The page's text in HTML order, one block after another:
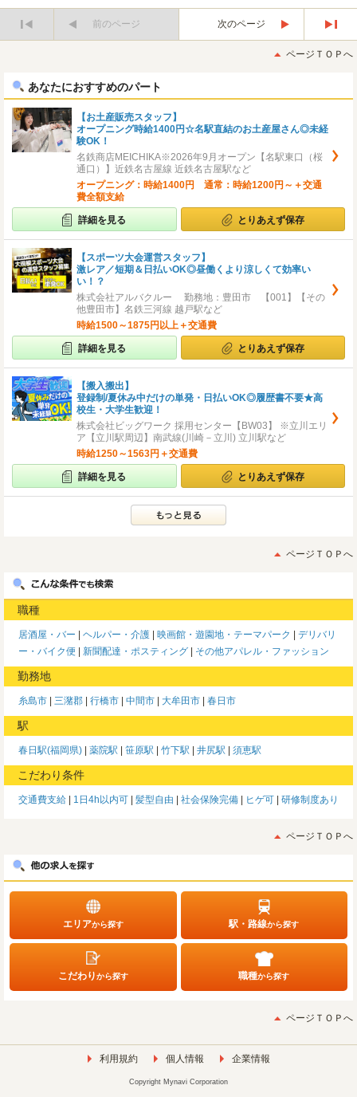
前のページ
次のページ
後
ページＴＯＰへ
あなたにおすすめのパート
【お土産販売スタッフ】
オープニング時給1400円☆名駅直結のお土産屋さん◎未経
験OK！
名鉄商店MEICHIKA※2026年9月オープン【名駅東口（桜
通口）】近鉄名古屋線 近鉄名古屋駅など
オープニング：時給1400円 通常：時給1200円～＋交通
費全額支給
詳細を見る とりあえず保存
【スポーツ大会運営スタッフ】
激レア／短期＆日払いOK◎昼働くより涼しくて効率い
い！？
株式会社アルバクルー 勤務地：豊田市 【001】【その
他豊田市】名鉄三河線 越戸駅など
時給1500～1875円以上＋交通費
詳細を見る とりあえず保存
【搬入搬出】
登録制/夏休み中だけの単発・日払いOK◎履歴書不要★高
校生・大学生歓迎！
株式会社ビッグワーク 採用センター【BW03】 ※立川エリ
ア【立川駅周辺】南武線(川崎－立川) 立川駅など
時給1250～1563円＋交通費
詳細を見る とりあえず保存
ページＴＯＰへ
職種
居酒屋・バー ヘルパー・介護 映画館・遊園地・テーマパーク
デリバリ
ー・バイク便
新聞配達・ポスティング その他アパレル・ファッション
勤務地
糸島市 三潴郡 行橋市 中間市 大牟田市 春日市
駅
春日駅(福岡県) 薬院駅 笹原駅 竹下駅 井尻駅 須恵駅
こだわり条件
交通費支給 1日4h以内可 髪型自由 社会保険完備 ヒゲ可 研修制度あり
ページＴＯＰへ
エリアから探す 駅・路線から探す
こだわりから探す 職種から探す
ページＴＯＰへ
利用規約 個人情報 企業情報
Copyright Mynavi Corporation